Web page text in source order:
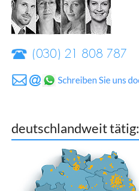
deutschlandweit tätig: